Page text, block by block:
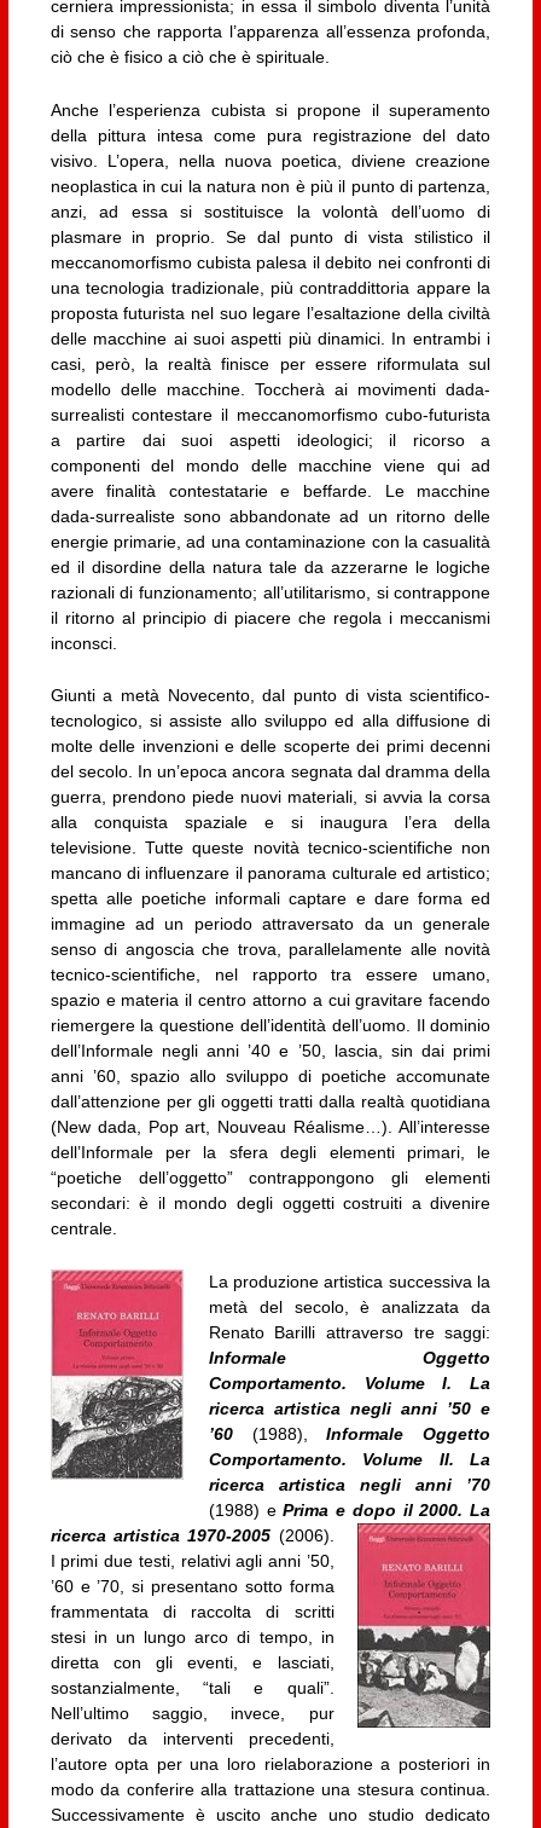
cerniera impressionista; in essa il simbolo diventa l’unità
di senso che rapporta l’apparenza all’essenza profonda,
ciò che è fisico a ciò che è spirituale.
Anche l’esperienza cubista si propone il superamento
della pittura intesa come pura registrazione del dato
visivo. L’opera, nella nuova poetica, diviene creazione
neoplastica in cui la natura non è più il punto di partenza,
anzi, ad essa si sostituisce la volontà dell’uomo di
plasmare in proprio. Se dal punto di vista stilistico il
meccanomorfismo cubista palesa il debito nei confronti di
una tecnologia tradizionale, più contraddittoria appare la
proposta futurista nel suo legare l’esaltazione della civiltà
delle macchine ai suoi aspetti più dinamici. In entrambi i
casi, però, la realtà finisce per essere riformulata sul
modello delle macchine. Toccherà ai movimenti dada-
surrealisti contestare il meccanomorfismo cubo-futurista
a partire dai suoi aspetti ideologici; il ricorso a
componenti del mondo delle macchine viene qui ad
avere finalità contestatarie e beffarde. Le macchine
dada-surrealiste sono abbandonate ad un ritorno delle
energie primarie, ad una contaminazione con la casualità
ed il disordine della natura tale da azzerarne le logiche
razionali di funzionamento; all’utilitarismo, si contrappone
il ritorno al principio di piacere che regola i meccanismi
inconsci.
Giunti a metà Novecento, dal punto di vista scientifico-
tecnologico, si assiste allo sviluppo ed alla diffusione di
molte delle invenzioni e delle scoperte dei primi decenni
del secolo. In un’epoca ancora segnata dal dramma della
guerra, prendono piede nuovi materiali, si avvia la corsa
alla conquista spaziale e si inaugura l’era della
televisione. Tutte queste novità tecnico-scientifiche non
mancano di influenzare il panorama culturale ed artistico;
spetta alle poetiche informali captare e dare forma ed
immagine ad un periodo attraversato da un generale
senso di angoscia che trova, parallelamente alle novità
tecnico-scientifiche, nel rapporto tra essere umano,
spazio e materia il centro attorno a cui gravitare facendo
riemergere la questione dell’identità dell’uomo. Il dominio
dell’Informale negli anni ’40 e ’50, lascia, sin dai primi
anni ’60, spazio allo sviluppo di poetiche accomunate
dall’attenzione per gli oggetti tratti dalla realtà quotidiana
(New dada, Pop art, Nouveau Réalisme…). All’interesse
dell’Informale per la sfera degli elementi primari, le
“poetiche dell’oggetto” contrappongono gli elementi
secondari: è il mondo degli oggetti costruiti a divenire
centrale.
La produzione artistica successiva la
metà del secolo, è analizzata da
Renato Barilli attraverso tre saggi:
Informale Oggetto
Comportamento. Volume I. La
ricerca artistica negli anni ’50 e
’60(1988),Informale Oggetto
Comportamento. Volume II. La
ricerca artistica negli anni ’70
(1988) ePrima e dopo il 2000. La
ricerca artistica 1970-2005 (2006).
I primi due testi, relativi agli anni ’50,
’60 e ’70, si presentano sotto forma
frammentata di raccolta di scritti
stesi in un lungo arco di tempo, in
diretta con gli eventi, e lasciati,
sostanzialmente, “tali e quali”.
Nell’ultimo saggio, invece, pur
derivato da interventi precedenti,
l’autore opta per una loro rielaborazione a posteriori in
modo da conferire alla trattazione una stesura continua.
Successivamente è uscito anche uno studio dedicato